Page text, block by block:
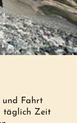
und Fahrt
täglich Zeit